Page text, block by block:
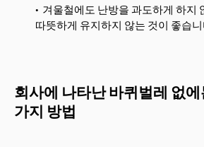
겨울철에도 난방을 과도하게 하지
따뜻하게 유지하지 않는 것이 좋습
회사에 나타난 바퀴벌레 없
가지 방법